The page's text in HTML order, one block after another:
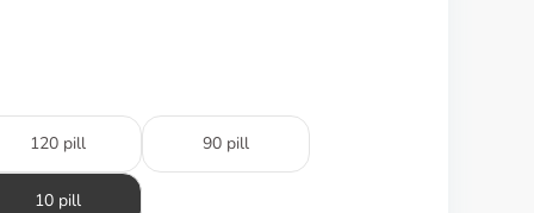
120 pill 90 pill
10 pill